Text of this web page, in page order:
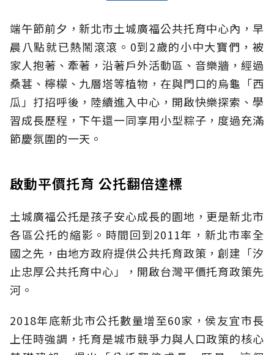
端午節前夕，新北市土城廣福公共托育中心內，早
晨八點就已熱鬧滾滾。0到2歲的小中大寶們，被
家人抱著、牽著，沿著戶外活動區、音樂牆，經過
桑葚、檸檬、九層塔等植物，在與門口的烏龜「西
瓜」打招呼後，陸續進入中心，開啟快樂探索、學
習成長歷程，下午還一同享用小型粽子，度過充滿
節慶氛圍的一天。
啟動平價托育 公托翻倍達標
土城廣福公托是孩子安心成長的園地，更是新北市
各區公托的縮影。時間回到2011年，新北市率全
國之先，由地方政府提供公共托育政策，創建「汐
止忠厚公共托育中心」，開啟台灣平價托育政策先
河。
2018年底新北市公托數量增至60家，侯友宜市長
上任時強調，托育是城市競爭力與人口政策的核心